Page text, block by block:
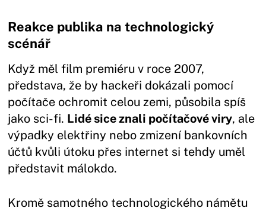
Reakce publika na technologický
scénář
Když měl film premiéru v roce 2007,
představa, že by hackeři dokázali pomocí
počítače ochromit celou zemi, působila spíš
jako sci-fi. Lidé sice znali počítačové viry, ale
výpadky elektřiny nebo zmizení bankovních
účtů kvůli útoku přes internet si tehdy uměl
představit málokdo.
Kromě samotného technologického námětu